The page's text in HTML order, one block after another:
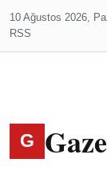
10 Ağustos 2026,
RSS
G